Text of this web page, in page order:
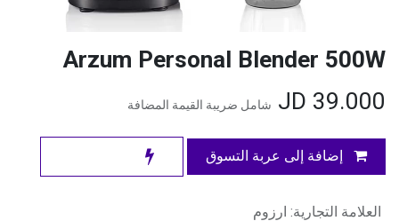
Arzum Personal Blender 500W
39.000
شامل ضريبة القيمة المضافة
إضافة إلى عربة التسوق
العلامة التجارية: ارزوم